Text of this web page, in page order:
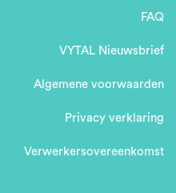
FAQ
VYTAL Nieuwsbrief
Algemene voorwaarden
Privacy verklaring
Verwerkersovereenkomst